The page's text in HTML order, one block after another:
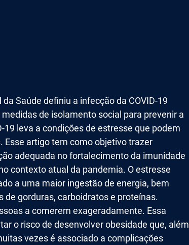
Saúde definiu a infecção da COVID-19
de isolamento social para prevenir a
leva a condições de estresse que podem
artigo tem como objetivo trazer
adequada no fortalecimento da imunidade
contexto atual da pandemia. O estresse
a uma maior ingestão de energia, bem
gorduras, carboidratos e proteínas.
a comerem exageradamente. Essa
o risco de desenvolver obesidade que, além
vezes é associado a complicações